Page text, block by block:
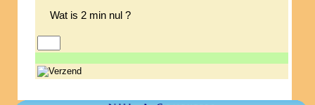
Wat is 2 min nul ?